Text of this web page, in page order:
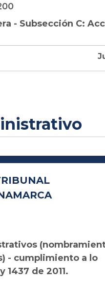
- cumplimiento a lo
de 2011.